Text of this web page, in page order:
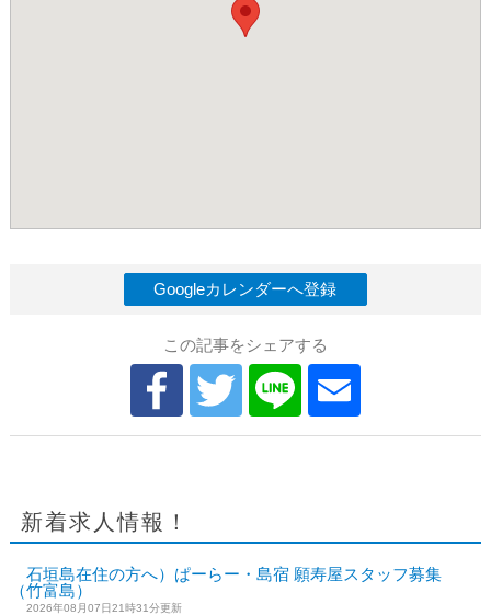
Googleカレンダーへ登録
この記事をシェアする
新着求人情報！
石垣島在住の方へ）ぱーらー・島宿 願寿屋スタッフ募集
（竹富島）
2026年08月07日21時31分更新